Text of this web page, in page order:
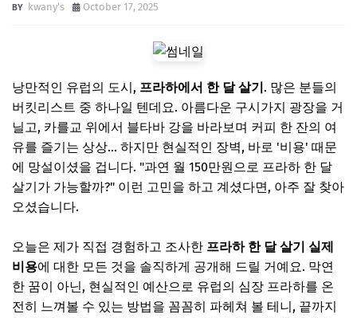
kwany's October 17, 2025
낭만적인 유럽의 도시, 프라하에서 한 달 살기. 많은 분들의
버킷리스트 중 하나일 텐데요. 아름다운 구시가지 광장을 거
닐고, 카를교 위에서 블타바 강을 바라보며 커피 한 잔의 여
유를 즐기는 상상… 하지만 현실적인 장벽, 바로 '비용' 때문
에 망설이셨을 겁니다. "과연 월 150만원으로 프라하 한 달
살기가 가능할까?" 이런 고민을 하고 계셨다면, 아주 잘 찾아
오셨습니다.
오늘은 제가 직접 경험하고 조사한 프라하 한 달 살기 실제
비용에 대한 모든 것을 솔직하게 공개해 드릴 거예요. 막연
한 꿈이 아닌, 현실적인 예산으로 유럽의 심장 프라하를 온
전히 느껴볼 수 있는 방법을 꼼꼼히 파헤쳐 볼 테니, 끝까지